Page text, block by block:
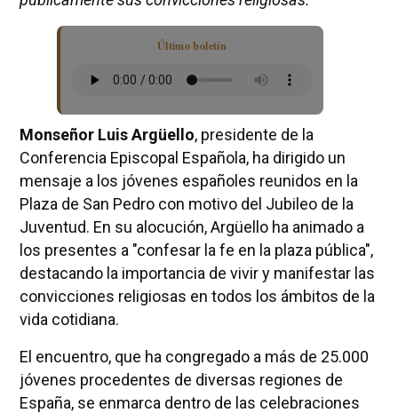
Último boletín
Monseñor Luis Argüello, presidente de la
Conferencia Episcopal Española, ha dirigido un
mensaje a los jóvenes españoles reunidos en la
Plaza de San Pedro con motivo del Jubileo de la
Juventud. En su alocución, Argüello ha animado a
los presentes a "confesar la fe en la plaza pública",
destacando la importancia de vivir y manifestar las
convicciones religiosas en todos los ámbitos de la
vida cotidiana.
El encuentro, que ha congregado a más de 25.000
jóvenes procedentes de diversas regiones de
España, se enmarca dentro de las celebraciones